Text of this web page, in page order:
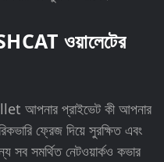
ওয়ালেটের
আপনার প্রাইভেট কী আপনার
ফ্রেজ দিয়ে সুরক্ষিত এবং
সব সমর্থিত নেটওয়ার্কও কভার